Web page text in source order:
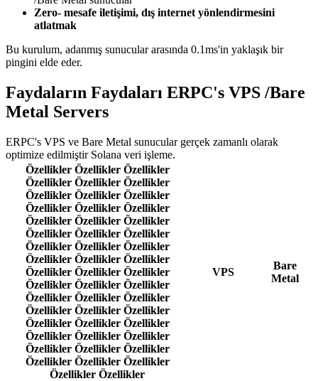
Zero- mesafe iletişimi, dış internet yönlendirmesini
atlatmak
Bu kurulum, adanmış sunucular arasında 0.1ms'in yaklaşık bir
pingini elde eder.
Faydaların Faydaları ERPC's VPS /Bare
Metal Servers
ERPC's VPS ve Bare Metal sunucular gerçek zamanlı olarak
optimize edilmiştir Solana veri işleme.
Özellikler Özellikler Özellikler
Özellikler Özellikler Özellikler
Özellikler Özellikler Özellikler
Özellikler Özellikler Özellikler
Özellikler Özellikler Özellikler
Özellikler Özellikler Özellikler
Özellikler Özellikler Özellikler
Özellikler Özellikler Özellikler
Özellikler Özellikler Özellikler
Özellikler Özellikler Özellikler
Özellikler Özellikler Özellikler
Özellikler Özellikler Özellikler
Özellikler Özellikler Özellikler
Özellikler Özellikler Özellikler
Özellikler Özellikler Özellikler
Özellikler Özellikler Özellikler
Özellikler Özellikler
VPS
Bare
Metal